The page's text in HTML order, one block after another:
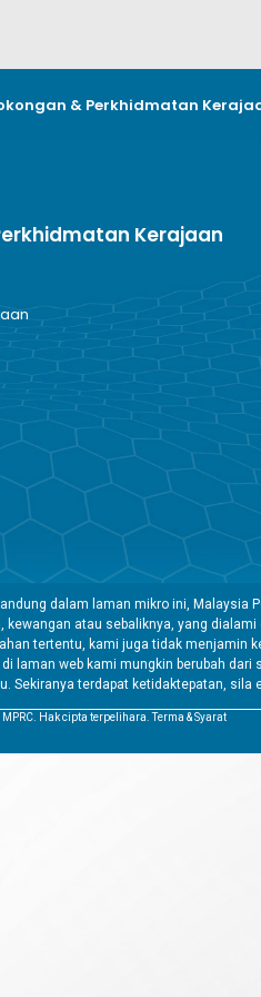
& Perkhidmatan
Kerajaan
dalam laman mikro ini, Malaysia
atau sebaliknya, yang
tertentu, kami juga tidak menjamin
laman web kami mungkin berubah
Sekiranya terdapat ketidaktepatan, sila
Hak cipta terpelihara. Terma & Syarat